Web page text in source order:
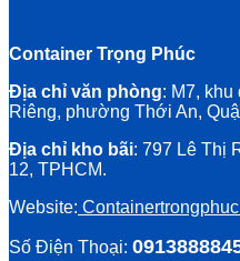
Container Trọng Phúc
Địa chỉ văn phòng: M7,
Riêng, phường Thới An,
Địa chỉ kho bãi: 797 Lê Thị
12, TPHCM.
Website:
Số Điện Thoại: